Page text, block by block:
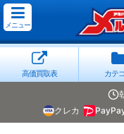
メニュー
高価買取表 カテ
クレカ